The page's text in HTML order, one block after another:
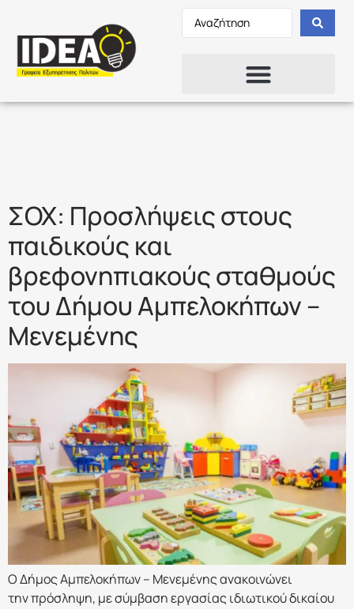
ΣΟΧ: Προσλήψεις στους
παιδικούς και
βρεφονηπιακούς σταθμούς
του Δήμου Αμπελοκήπων –
Μενεμένης
Ο Δήμος Αμπελοκήπων – Μενεμένης ανακοινώνει
την πρόσληψη, με σύμβαση εργασίας ιδιωτικού δικαίου